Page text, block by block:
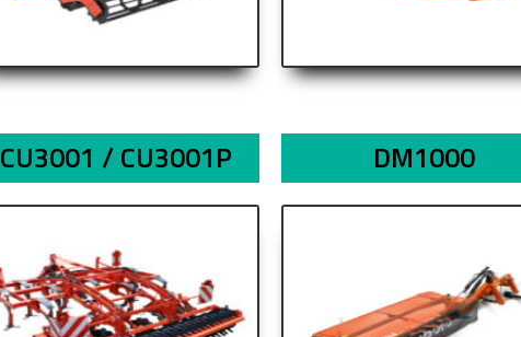
CU3001 / CU3001P DM1000